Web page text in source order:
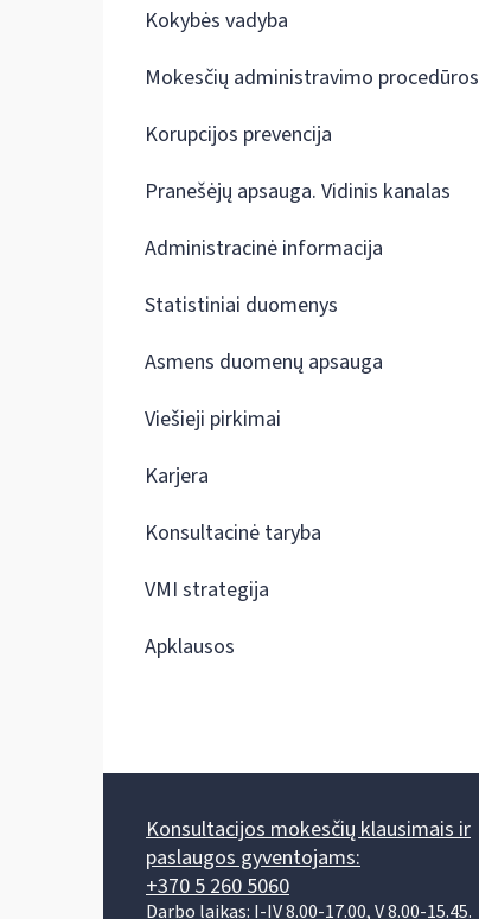
Kokybės vadyba
Mokesčių administravimo procedūros
Korupcijos prevencija
Pranešėjų apsauga. Vidinis kanalas
Administracinė informacija
Statistiniai duomenys
Asmens duomenų apsauga
Viešieji pirkimai
Karjera
Konsultacinė taryba
VMI strategija
Apklausos
Konsultacijos mokesčių klausimais ir
paslaugos gyventojams:
+370 5 260 5060
Darbo laikas: I-IV 8.00-17.00, V 8.00-15.45.